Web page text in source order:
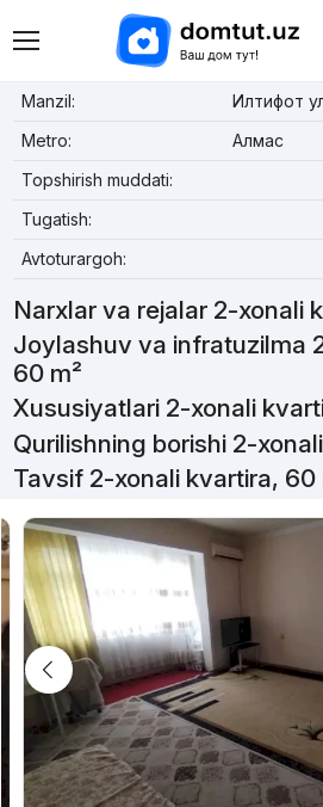
Manzil:
Илтифот
Metro:
Алмас
Topshirish muddati:
Tugatish:
Avtoturargoh:
Narxlar va rejalar 2-xonali
Joylashuv va infratuzilma
60 m²
Xususiyatlari 2-xonali
Qurilishning borishi 2-
Tavsif 2-xonali kvartira, 60